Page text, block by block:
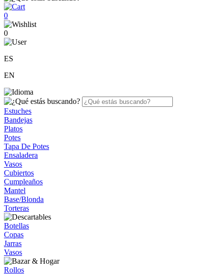
0
0
ES
EN
Estuches
Bandejas
Platos
Potes
Tapa De Potes
Ensaladera
Vasos
Cubiertos
Cumpleaños
Mantel
Base/Blonda
Torteras
Botellas
Copas
Jarras
Vasos
Rollos